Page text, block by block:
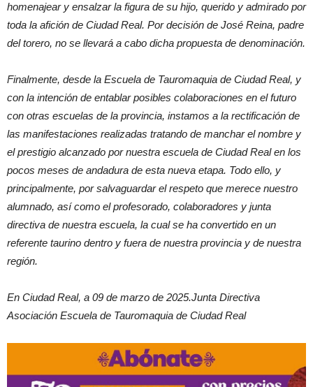
homenajear y ensalzar la figura de su hijo, querido y admirado por
toda la afición de Ciudad Real. Por decisión de José Reina, padre
del torero, no se llevará a cabo dicha propuesta de denominación.
Finalmente, desde la Escuela de Tauromaquia de Ciudad Real, y
con la intención de entablar posibles colaboraciones en el futuro
con otras escuelas de la provincia, instamos a la rectificación de
las manifestaciones realizadas tratando de manchar el nombre y
el prestigio alcanzado por nuestra escuela de Ciudad Real en los
pocos meses de andadura de esta nueva etapa. Todo ello, y
principalmente, por salvaguardar el respeto que merece nuestro
alumnado, así como el profesorado, colaboradores y junta
directiva de nuestra escuela, la cual se ha convertido en un
referente taurino dentro y fuera de nuestra provincia y de nuestra
región.
En Ciudad Real, a 09 de marzo de 2025.Junta Directiva
Asociación Escuela de Tauromaquia de Ciudad Real